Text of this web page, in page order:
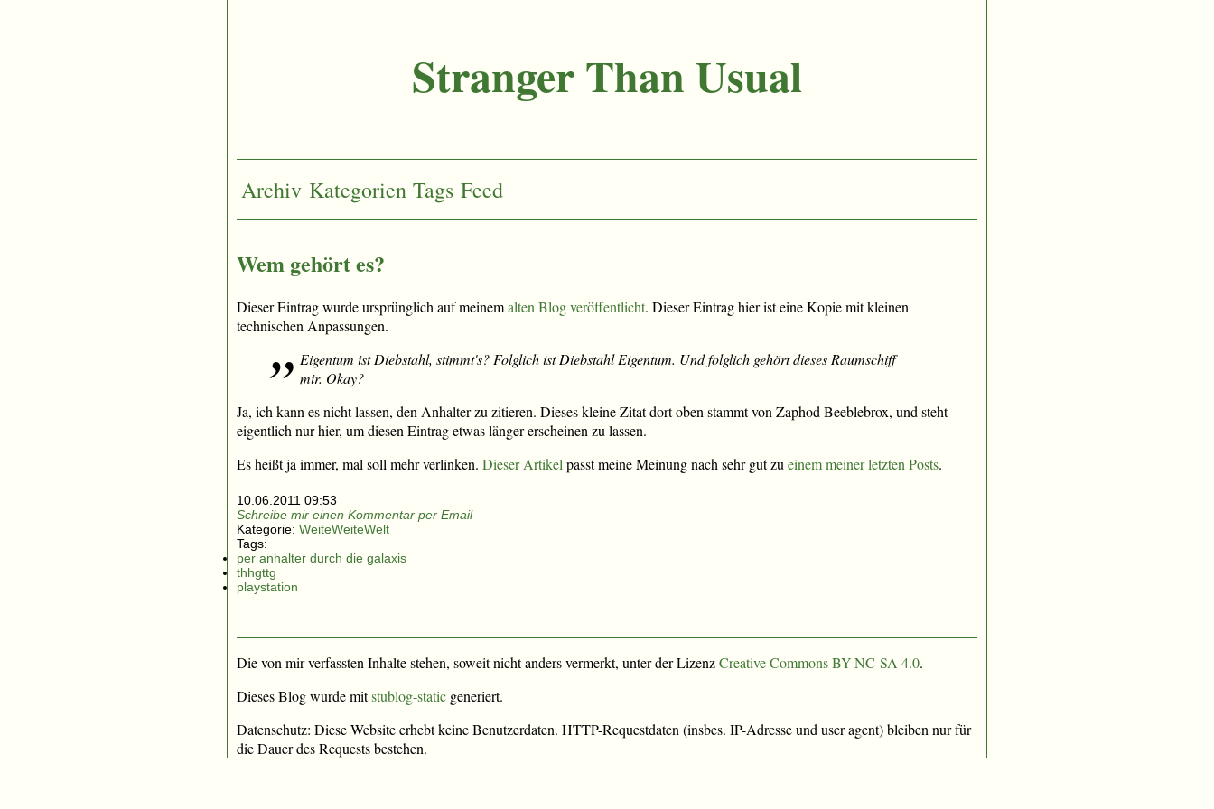
Stranger Than Usual
Archiv Kategorien Tags Feed
Wem gehört es?
Dieser Eintrag wurde ursprünglich auf meinemalten Blog veröffentlicht. Dieser Eintrag hier ist eine Kopie mit kleinen
technischen Anpassungen.
Eigentum ist Diebstahl, stimmt's? Folglich ist Diebstahl Eigentum. Und folglich gehört dieses Raumschiff
mir. Okay?
Ja, ich kann es nicht lassen, den Anhalter zu zitieren. Dieses kleine Zitat dort oben stammt von Zaphod Beeblebrox, und steht
eigentlich nur hier, um diesen Eintrag etwas länger erscheinen zu lassen.
Es heißt ja immer, mal soll mehr verlinken. Dieser Artikel passt meine Meinung nach sehr gut zu einem meiner letzten Posts.
10.06.2011 09:53
Schreibe mir einen Kommentar per Email
Kategorie: WeiteWeiteWelt
Tags:
per anhalter durch die galaxis
thhgttg
playstation
Die von mir verfassten Inhalte stehen, soweit nicht anders vermerkt, unter der LizenzCreative Commons BY-NC-SA 4.0.
Dieses Blog wurde mitstublog-static generiert.
Datenschutz: Diese Website erhebt keine Benutzerdaten. HTTP-Requestdaten (insbes. IP-Adresse und user agent) bleiben nur für
die Dauer des Requests bestehen.